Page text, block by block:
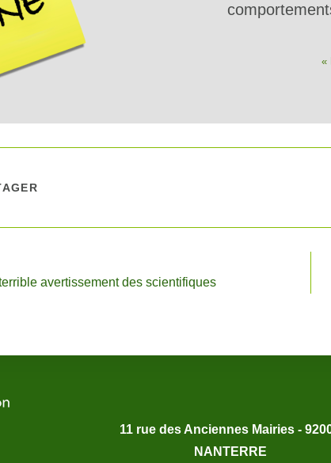
«
avertissement des scientifiques
11 rue des Anciennes Mairies -
NANTERRE